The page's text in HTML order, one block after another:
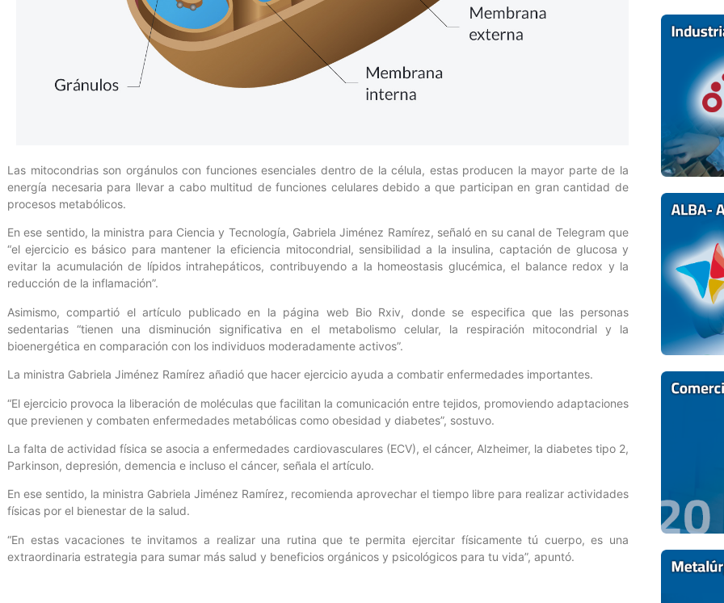
Las mitocondrias son orgánulos con funciones esenciales dentro de la célula, estas producen la mayor parte de la
energía necesaria para llevar a cabo multitud de funciones celulares debido a que participan en gran cantidad de
procesos metabólicos.
En ese sentido, la ministra para Ciencia y Tecnología, Gabriela Jiménez Ramírez, señaló en su canal de Telegram que
“el ejercicio es básico para mantener la eficiencia mitocondrial, sensibilidad a la insulina, captación de glucosa y
evitar la acumulación de lípidos intrahepáticos, contribuyendo a la homeostasis glucémica, el balance redox y la
reducción de la inflamación”.
Asimismo, compartió el artículo publicado en la página web Bio Rxiv, donde se especifica que las personas
sedentarias “tienen una disminución significativa en el metabolismo celular, la respiración mitocondrial y la
bioenergética en comparación con los individuos moderadamente activos”.
La ministra Gabriela Jiménez Ramírez añadió que hacer ejercicio ayuda a combatir enfermedades importantes.
“El ejercicio provoca la liberación de moléculas que facilitan la comunicación entre tejidos, promoviendo adaptaciones
que previenen y combaten enfermedades metabólicas como obesidad y diabetes”, sostuvo.
La falta de actividad física se asocia a enfermedades cardiovasculares (ECV), el cáncer, Alzheimer, la diabetes tipo 2,
Parkinson, depresión, demencia e incluso el cáncer, señala el artículo.
En ese sentido, la ministra Gabriela Jiménez Ramírez, recomienda aprovechar el tiempo libre para realizar actividades
físicas por el bienestar de la salud.
“En estas vacaciones te invitamos a realizar una rutina que te permita ejercitar físicamente tú cuerpo, es una
extraordinaria estrategia para sumar más salud y beneficios orgánicos y psicológicos para tu vida”, apuntó.